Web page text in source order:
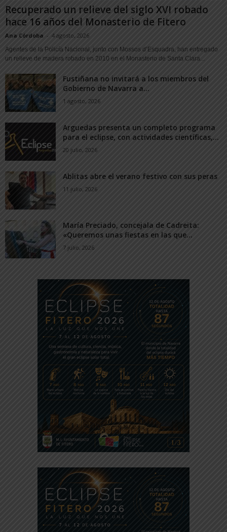
Recuperado un relieve del siglo XVI robado
hace 16 años del Monasterio de Fitero
Ana Córdoba - 4 agosto, 2026
Agentes de la Policía Nacional, junto con Mossos d’Esquadra, han entregado
un relieve de madera robado en 2010 en el Monasterio de Santa Clara...
Fustiñana no invitará a los miembros del
Gobierno de Navarra a...
1 agosto, 2026
Arguedas presenta un completo programa
para el eclipse, con actividades científicas,...
20 julio, 2026
Ablitas abre el verano festivo con sus peras
11 julio, 2026
María Preciado, concejala de Cadreita:
«Queremos unas fiestas en las que...
7 julio, 2026